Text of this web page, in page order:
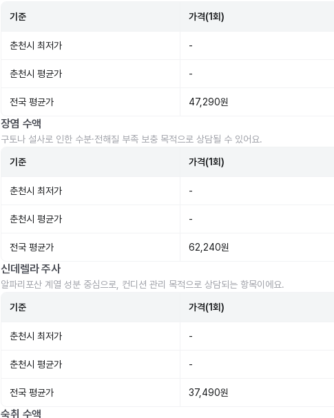
기준 가격(1회)
춘천시 최저가 -
춘천시 평균가 -
전국 평균가 47,290원
장염 수액
구토나 설사로 인한 수분·전해질 부족 보충 목적으로 상담될 수 있어요.
기준 가격(1회)
춘천시 최저가 -
춘천시 평균가 -
전국 평균가 62,240원
신데렐라 주사
알파리포산 계열 성분 중심으로, 컨디션 관리 목적으로 상담되는 항목이에요.
기준 가격(1회)
춘천시 최저가 -
춘천시 평균가 -
전국 평균가 37,490원
숙취 수액